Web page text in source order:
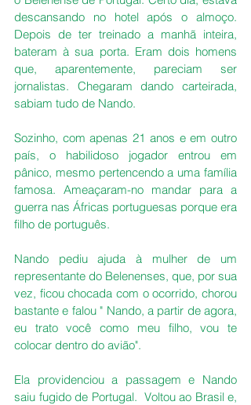
descansando no hotel após o almoço.
Depois de ter treinado a manhã inteira,
bateram à sua porta. Eram dois homens
que, aparentemente, pareciam ser
jornalistas. Chegaram dando carteirada,
sabiam tudo de Nando.
Sozinho, com apenas 21 anos e em outro
país, o habilidoso jogador entrou em
pânico, mesmo pertencendo a uma família
famosa. Ameaçaram-no mandar para a
guerra nas Áfricas portuguesas porque era
filho de português.
Nando pediu ajuda à mulher de um
representante do Belenenses, que, por sua
vez, ficou chocada com o ocorrido, chorou
bastante e falou " Nando, a partir de agora,
eu trato você como meu filho, vou te
colocar dentro do avião".
Ela providenciou a passagem e Nando
saiu fugido de Portugal.  Voltou ao Brasil e,